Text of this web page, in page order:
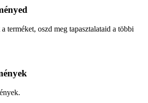
terméket, oszd meg tapasztalataid a többi